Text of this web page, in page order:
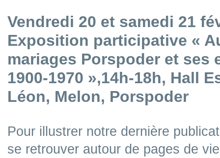
Vendredi 20 et samedi 21
Exposition participative «
mariages Porspoder et ses
1900-1970 »,14h-18h, Hall
Léon, Melon, Porspoder
Pour illustrer notre dernière
se retrouver autour de pages de